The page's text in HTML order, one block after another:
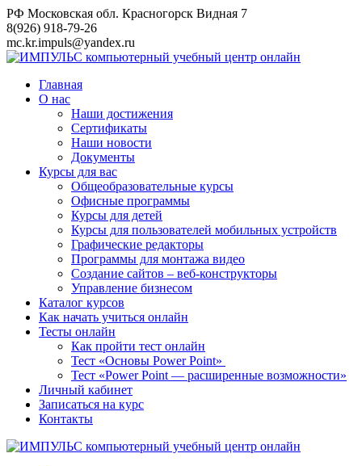
Перейти
к
контенту
РФ Московская обл. Красногорск Видная 7
8(926) 918-79-26
mc.kr.impuls@yandex.ru
Главная
О нас
Наши достижения
Сертификаты
Наши новости
Документы
Курсы для вас
Общеобразовательные курсы
Офисные программы
Курсы для детей
Курсы для пользователей мобильных устройств
Графические редакторы
Программы для монтажа видео
Создание сайтов – веб-конструкторы
Управление бизнесом
Каталог курсов
Как начать учиться онлайн
Тесты онлайн
Как пройти тест онлайн
Тест «Основы Power Point»
Тест «Power Point — расширенные возможности»
Личный кабинет
Записаться на курс
Контакты